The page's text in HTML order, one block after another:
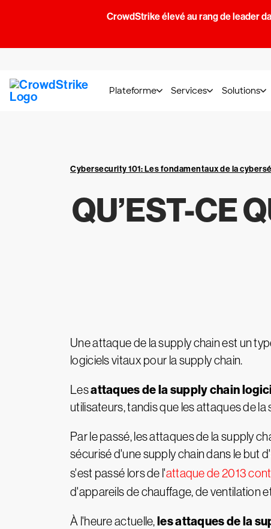
CrowdStrike élevé au rang de leader
Plateforme Services Solutions
Cybersecurity 101: Les fondamentaux de la
QU’EST-CE
Une attaque de la supply chain est un
logiciels vitaux pour la supply chain.
Lesattaques de la supply chain
utilisateurs, tandis que les attaques de
Par le passé, les attaques de la supply
sécurisé d'une supply chain dans le but
s'est passé lors de l'attaque de 2013
d'appareils de chauffage, de ventilation
À l'heure actuelle,les attaques de la